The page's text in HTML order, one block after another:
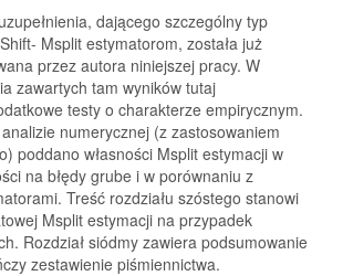
dającego szczególny typ
Msplit estymatorom, została już
przez autora niniejszej pracy. W
zawartych tam wyników tutaj
testy o charakterze empirycznym.
numerycznej (z zastosowaniem
poddano własności Msplit estymacji w
na błędy grube i w porównaniu z
Treść rozdziału szóstego stanowi
Msplit estymacji na przypadek
Rozdział siódmy zawiera podsumowanie
zestawienie piśmiennictwa.